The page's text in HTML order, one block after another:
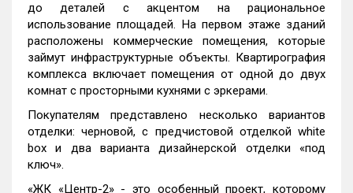
до деталей с акцентом на рациональное
использование площадей. На первом этаже зданий
расположены коммерческие помещения, которые
займут инфраструктурные объекты. Квартирография
комплекса включает помещения от одной до двух
комнат с просторными кухнями с эркерами.
Покупателям представлено несколько вариантов
отделки: черновой, с предчистовой отделкой white
box и два варианта дизайнерской отделки «под
ключ».
«ЖК «Центр-2» - это особенный проект, которому